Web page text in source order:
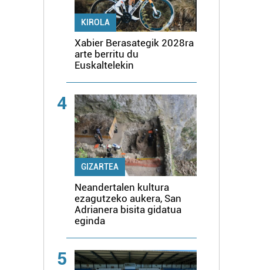
KIROLA
Xabier Berasategik 2028ra
arte berritu du
Euskaltelekin
4
GIZARTEA
Neandertalen kultura
ezagutzeko aukera, San
Adrianera bisita gidatua
eginda
5